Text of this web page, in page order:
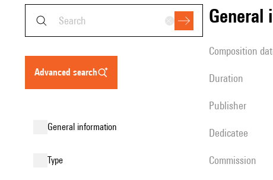
advanced search
general information
type
composition
duration
publisher
Dedicatee
Commission